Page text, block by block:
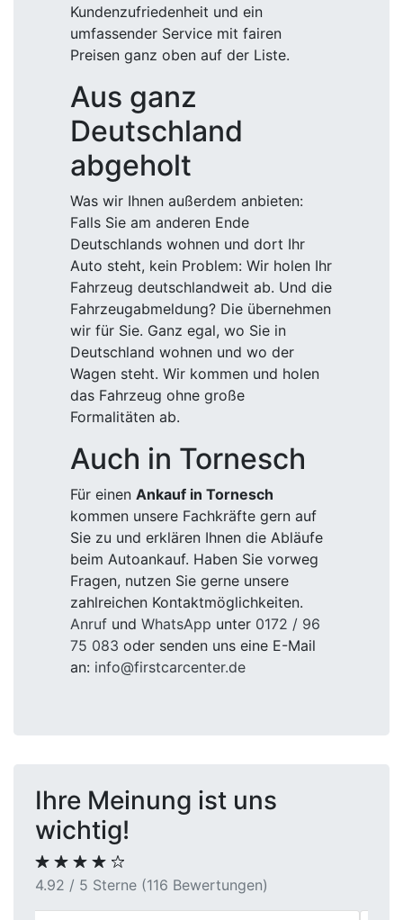
Kundenzufriedenheit und ein
umfassender Service mit fairen
Preisen ganz oben auf der Liste.
Aus ganz
Deutschland
abgeholt
Was wir Ihnen außerdem anbieten:
Falls Sie am anderen Ende
Deutschlands wohnen und dort Ihr
Auto steht, kein Problem: Wir holen Ihr
Fahrzeug deutschlandweit ab. Und die
Fahrzeugabmeldung? Die übernehmen
wir für Sie. Ganz egal, wo Sie in
Deutschland wohnen und wo der
Wagen steht. Wir kommen und holen
das Fahrzeug ohne große
Formalitäten ab.
Auch in Tornesch
Für einen Ankauf in Tornesch
kommen unsere Fachkräfte gern auf
Sie zu und erklären Ihnen die Abläufe
beim Autoankauf. Haben Sie vorweg
Fragen, nutzen Sie gerne unsere
zahlreichen Kontaktmöglichkeiten.
Anruf und WhatsApp unter 0172 / 96
75 083 oder senden uns eine E-Mail
an: info@firstcarcenter.de
Ihre Meinung ist uns
wichtig!
4.92 / 5 Sterne (116 Bewertungen)